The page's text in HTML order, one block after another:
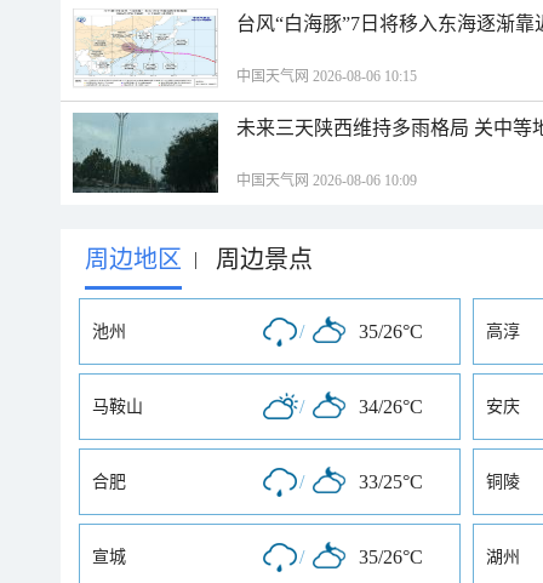
台风“白海豚”7日将移入东海逐渐
中国天气网 2026-08-06 10:15
未来三天陕西维持多雨格局 关中等
中国天气网 2026-08-06 10:09
周边地区 | 周边景点
池州 / 35/26°C 高淳
马鞍山 / 34/26°C 安庆
合肥 / 33/25°C 铜陵
宣城 / 35/26°C 湖州